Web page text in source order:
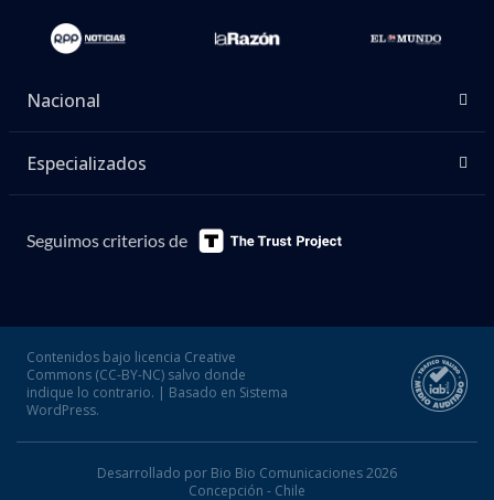
Nacional
Especializados
Seguimos criterios de
Contenidos bajo licencia Creative
Commons (CC-BY-NC) salvo donde
indique lo contrario. | Basado en Sistema
WordPress.
Desarrollado por Bio Bio Comunicaciones 2026
Concepción - Chile